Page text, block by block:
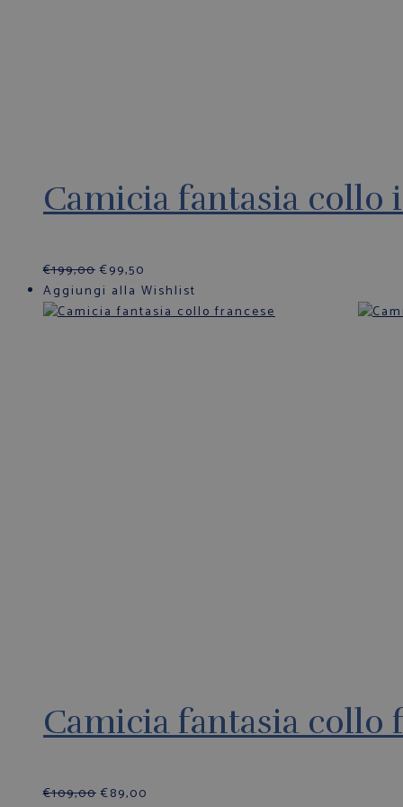
Camicia fantasia collo
€199,00 €99,50
Aggiungi alla Wishlist
Camicia fantasia collo
€109,00 €89,00